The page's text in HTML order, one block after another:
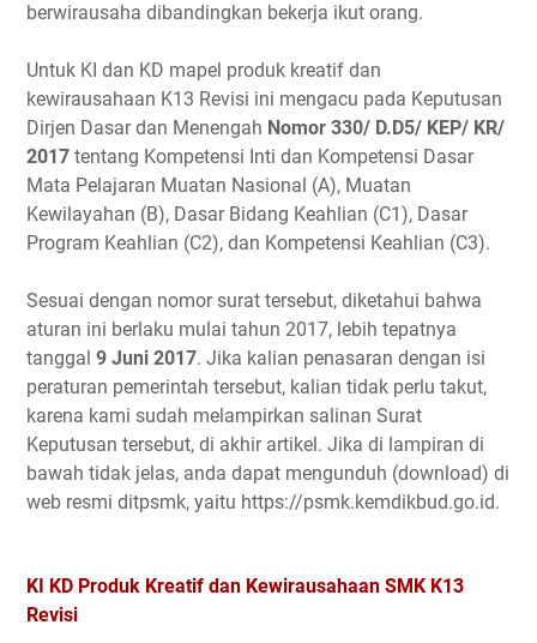
berwirausaha dibandingkan bekerja ikut orang.
Untuk KI dan KD mapel produk kreatif dan
kewirausahaan K13 Revisi ini mengacu pada Keputusan
Dirjen Dasar dan Menengah Nomor 330/ D.D5/ KEP/ KR/
2017 tentang Kompetensi Inti dan Kompetensi Dasar
Mata Pelajaran Muatan Nasional (A), Muatan
Kewilayahan (B), Dasar Bidang Keahlian (C1), Dasar
Program Keahlian (C2), dan Kompetensi Keahlian (C3).
Sesuai dengan nomor surat tersebut, diketahui bahwa
aturan ini berlaku mulai tahun 2017, lebih tepatnya
tanggal 9 Juni 2017. Jika kalian penasaran dengan isi
peraturan pemerintah tersebut, kalian tidak perlu takut,
karena kami sudah melampirkan salinan Surat
Keputusan tersebut, di akhir artikel. Jika di lampiran di
bawah tidak jelas, anda dapat mengunduh (download) di
web resmi ditpsmk, yaitu https://psmk.kemdikbud.go.id.
KI KD Produk Kreatif dan Kewirausahaan SMK K13
Revisi